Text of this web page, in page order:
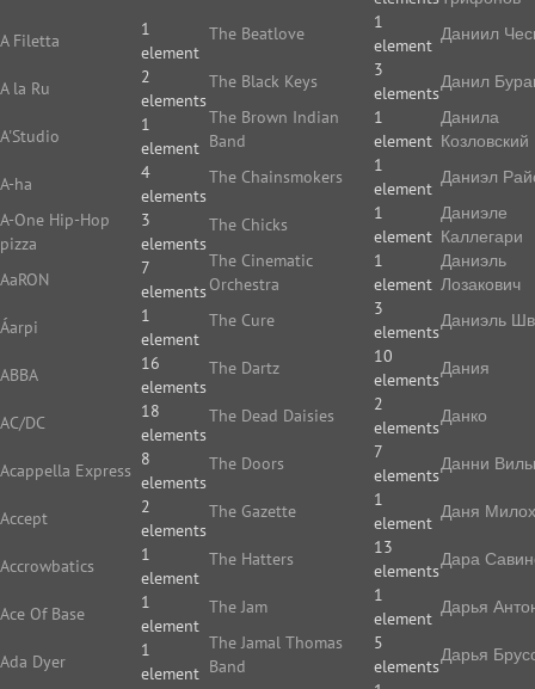
A Filetta
1
element
A la Ru
2
elements
A'Studio
1
element
A-ha
4
elements
A-One Hip-Hop
pizza
3
elements
AaRON
7
elements
Áarpi
1
element
ABBA
16
elements
AC/DC
18
elements
Acappella Express
8
elements
Accept
2
elements
Accrowbatics
1
element
Ace Of Base
1
element
Ada Dyer
1
element
The Beatlove
1
element
The Black Keys
3
elements
The Brown Indian
Band
1
element
The Chainsmokers
1
element
The Chicks
1
element
The Cinematic
Orchestra
1
element
The Cure
3
elements
The Dartz
10
elements
The Dead Daisies
2
elements
The Doors
7
elements
The Gazette
1
element
The Hatters
13
elements
The Jam
1
element
The Jamal Thomas
Band
5
elements
Даниил
Данил
Данила
Козловский
Даниэл
Даниэле
Каллегари
Даниэль
Лозакович
Даниэль
Дания
Данко
Данни
Даня
Дара
Дарья
Дарья